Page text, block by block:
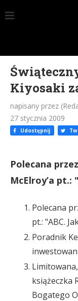
Kiyosaki
napisany przez
27 stycznia 2009
Udostępnij
Polecana
McElroy’a pt.:
Polecana
pt.: "ABC.
Poradnik
książeczka
Bogatego